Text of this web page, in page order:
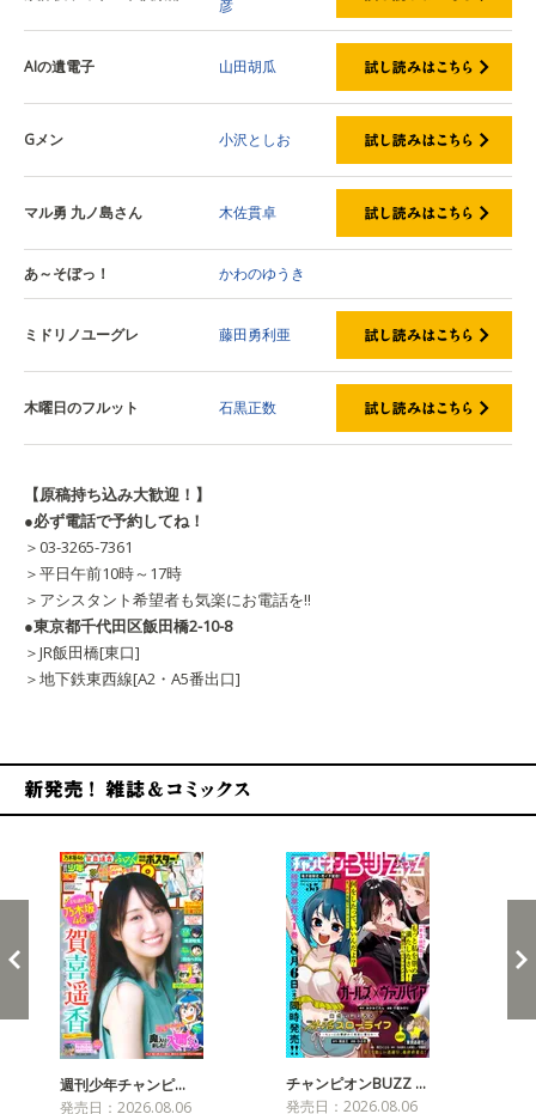
彦
AIの遺電子 山田胡瓜
Gメン 小沢としお
マル勇 九ノ島さん 木佐貫卓
あ～そぼっ！ かわのゆうき
ミドリノユーグレ 藤田勇利亜
木曜日のフルット 石黒正数
【原稿持ち込み大歓迎！】
●必ず電話で予約してね！
＞03-3265-7361
＞平日午前10時～17時
＞アシスタント希望者も気楽にお電話を!!
●東京都千代田区飯田橋2-10-8
＞JR飯田橋[東口]
＞地下鉄東西線[A2・A5番出口]
週刊少年チャンピ…
発売日：2026.08.06
チャンピオンBUZZ …
発売日：2026.08.06